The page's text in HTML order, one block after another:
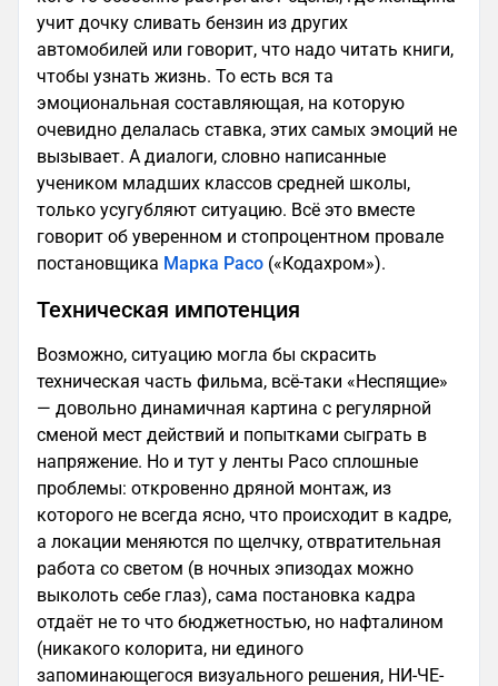
учит дочку сливать бензин из других
автомобилей или говорит, что надо читать книги,
чтобы узнать жизнь. То есть вся та
эмоциональная составляющая, на которую
очевидно делалась ставка, этих самых эмоций не
вызывает. А диалоги, словно написанные
учеником младших классов средней школы,
только усугубляют ситуацию. Всё это вместе
говорит об уверенном и стопроцентном провале
постановщика Марка Расо («Кодахром»).
Техническая импотенция
Возможно, ситуацию могла бы скрасить
техническая часть фильма, всё-таки «Неспящие»
— довольно динамичная картина с регулярной
сменой мест действий и попытками сыграть в
напряжение. Но и тут у ленты Расо сплошные
проблемы: откровенно дряной монтаж, из
которого не всегда ясно, что происходит в кадре,
а локации меняются по щелчку, отвратительная
работа со светом (в ночных эпизодах можно
выколоть себе глаз), сама постановка кадра
отдаёт не то что бюджетностью, но нафталином
(никакого колорита, ни единого
запоминающегося визуального решения, НИ-ЧЕ-